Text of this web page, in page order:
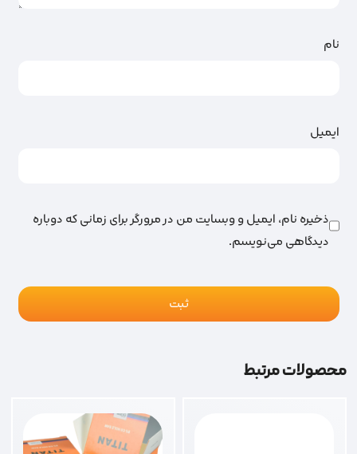
نام
ایمیل
ذخیره نام، ایمیل و وبسایت من در مرورگر برای زمانی که دوباره
دیدگاهی می‌نویسم.
محصولات مرتبط